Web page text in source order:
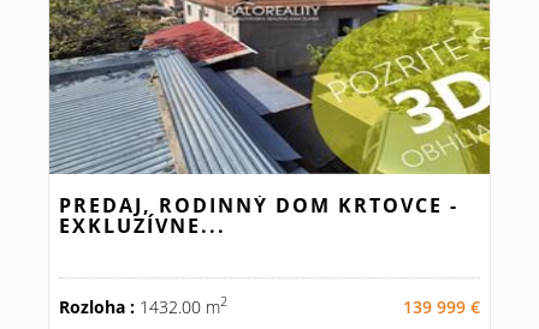
PREDAJ, RODINNÝ DOM KRTOVCE -
EXKLUZÍVNE...
Rozloha : 1432.00 m2
139 999 €